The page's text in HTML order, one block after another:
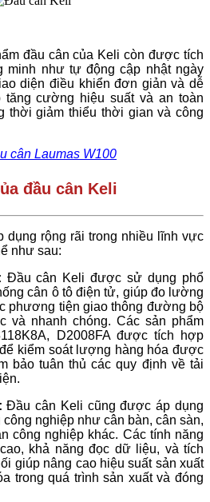
đầu cân của Keli còn được tích
minh như tự động cập nhật ngày
diện điều khiển đơn giản và dễ
cường hiệu suất và an toàn
thời giảm thiểu thời gian và công
cân Laumas W100
đầu cân Keli
rộng rãi trong nhiều lĩnh vực
như sau:
Đầu cân Keli được sử dụng phổ
cân ô tô điện tử, giúp đo lường
phương tiện giao thông đường bộ
và nhanh chóng. Các sản phẩm
D2008FA được tích hợp
kiểm soát lượng hàng hóa được
bảo tuân thủ các quy định về tải
Đầu cân Keli cũng được áp dụng
nghiệp như cân bàn, cân sàn,
công nghiệp khác. Các tính năng
khả năng đọc dữ liệu, và tích
giúp nâng cao hiệu suất sản xuất
trong quá trình sản xuất và đóng